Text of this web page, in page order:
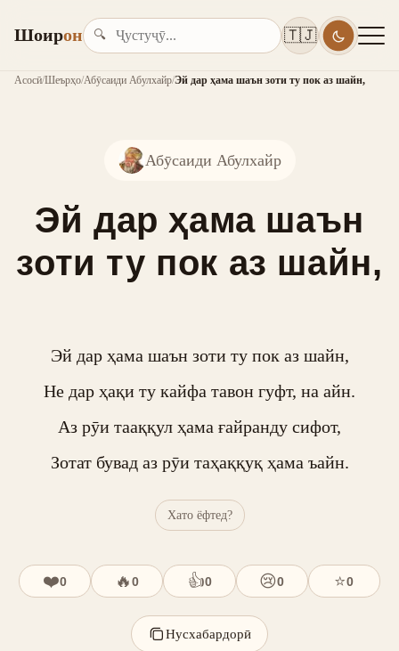
Шоирон 🔍 🇹🇯
Асосӣ/Шеърҳо/Абӯсаиди Абулхайр/Эй дар ҳама шаън зоти ту пок аз шайн,
Абӯсаиди Абулхайр
Эй дар ҳама шаън
зоти ту пок аз шайн,
Эй дар ҳама шаън зоти ту пок аз шайн,
Не дар ҳақи ту кайфа тавон гуфт, на айн.
Аз рӯи тааққул ҳама ғайранду сифот,
Зотат бувад аз рӯи таҳаққуқ ҳама ъайн.
Хато ёфтед?
❤️0 🔥0 👍0 😢0 ⭐0
Нусхабардорӣ